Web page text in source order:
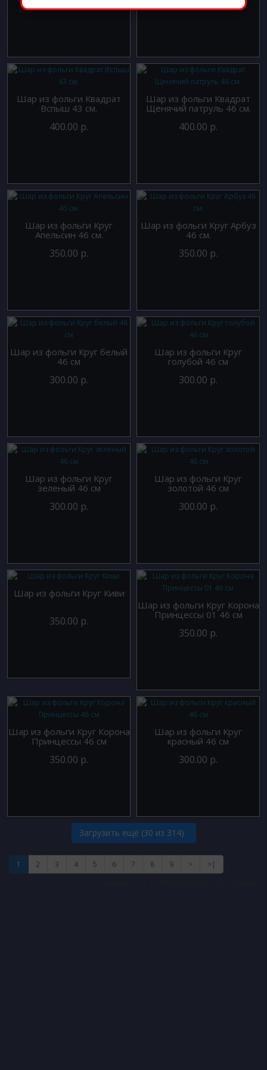
Шар из фольги Квадрат
Вспыш 43 см.
400.00 р.
Шар из фольги Квадрат
Щенячий патруль 46 см.
400.00 р.
Шар из фольги Круг
Апельсин 46 см.
350.00 р.
Шар из фольги Круг Арбуз
46 см.
350.00 р.
Шар из фольги Круг белый
46 см
300.00 р.
Шар из фольги Круг
голубой 46 см
300.00 р.
Шар из фольги Круг
зеленый 46 см
300.00 р.
Шар из фольги Круг
золотой 46 см
300.00 р.
Шар из фольги Круг Киви
350.00 р.
Шар из фольги Круг Корона
Принцессы 01 46 см
350.00 р.
Шар из фольги Круг Корона
Принцессы 46 см
350.00 р.
Шар из фольги Круг
красный 46 см
300.00 р.
Загрузить ещё (30 из 314)
1 2 3 4 5 6 7 8 9 >
>|